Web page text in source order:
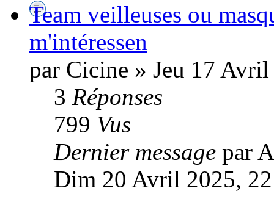
Team veilleuses ou
m'intéressen
par Cicine » Jeu 17
3 Réponses
799 Vus
Dernier message par
Dim 20 Avril 2025,